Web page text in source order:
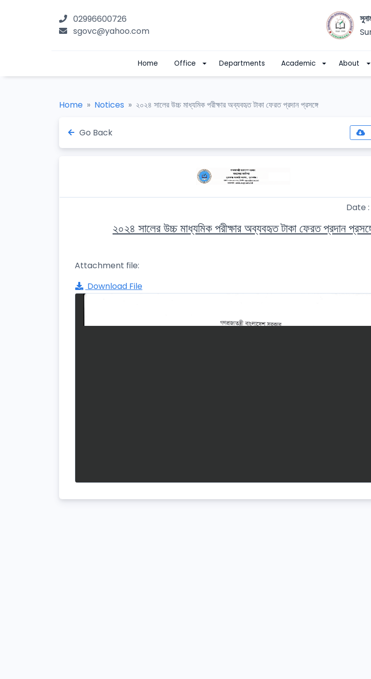
02996600726
sgovc@yahoo.com
Home Office Departments Academic About
Home Notices ২০২৪ সালের উচ্চ মাধ্যমিক পরীক্ষার অব্যবহৃত টাকা ফেরত প্রদান প্রসঙ্গে
Go Back
Date
২০২৪ সালের উচ্চ মাধ্যমিক পরীক্ষার অব্যবহৃত টাকা ফেরত প্রদান
Attachment file:
Download File